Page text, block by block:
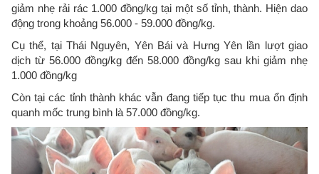
giảm nhẹ rải rác 1.000 đồng/kg tại một số tỉnh, thành. Hiện dao
động trong khoảng 56.000 - 59.000 đồng/kg.
Cụ thể, tại Thái Nguyên, Yên Bái và Hưng Yên lần lượt giao
dịch từ 56.000 đồng/kg đến 58.000 đồng/kg sau khi giảm nhẹ
1.000 đồng/kg
Còn tại các tỉnh thành khác vẫn đang tiếp tục thu mua ổn định
quanh mốc trung bình là 57.000 đồng/kg.